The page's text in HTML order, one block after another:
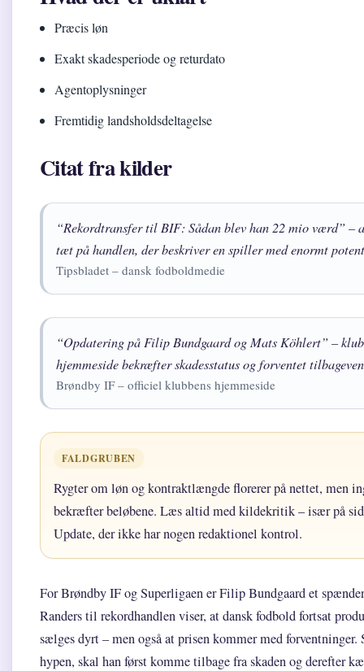
Præcis løn
Exakt skadesperiode og returdato
Agentoplysninger
Fremtidig landsholdsdeltagelse
Citat fra kilder
“Rekordtransfer til BIF: Sådan blev han 22 mio værd” –
tæt på handlen, der beskriver en spiller med enormt
Tipsbladet – dansk fodboldmedie
“Opdatering på Filip Bundgaard og Mats Köhlert” –
hjemmeside bekræfter skadesstatus og forventet
Brøndby IF – officiel klubbens hjemmeside
FALDGRUBEN
Rygter om løn og kontraktlængde florerer på nettet, men
bekræfter beløbene. Læs altid med kildekritik – især på
Update, der ikke har nogen redaktionel kontrol.
For Brøndby IF og Superligaen er Filip Bundgaard et
Randers til rekordhandlen viser, at dansk fodbold fortsat
sælges dyrt – men også at prisen kommer med
hypen, skal han først komme tilbage fra skaden og derefter